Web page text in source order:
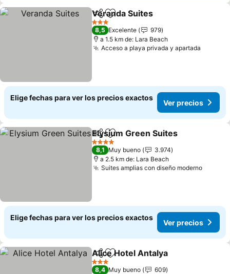
CompartirAgregar a favoritos
Veranda Suites
3 Estrellas
8,5 Excelente
979
a 1.5 km de: Lara Beach
Acceso a playa privada y apartada
Elige fechas para ver los precios exactos
Ver precios
CompartirAgregar a favoritos
Elysium Green Suites
4 Estrellas
8,1 Muy bueno
3.974
a 2.5 km de: Lara Beach
Suites amplias con diseño moderno
Elige fechas para ver los precios exactos
Ver precios
CompartirAgregar a favoritos
Alice Hotel Antalya
3 Estrellas
8,4 Muy bueno
609